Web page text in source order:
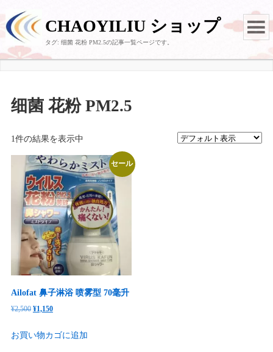
CHAOYILIU ショップ
タグ: 细菌 花粉 PM2.5の記事一覧ページです。
细菌 花粉 PM2.5
1件の結果を表示中
セール
Ailofat 鼻子淋浴 喷雾型 70毫升
¥2,500 元
価
¥1,150現
の
お買い物カゴに追加